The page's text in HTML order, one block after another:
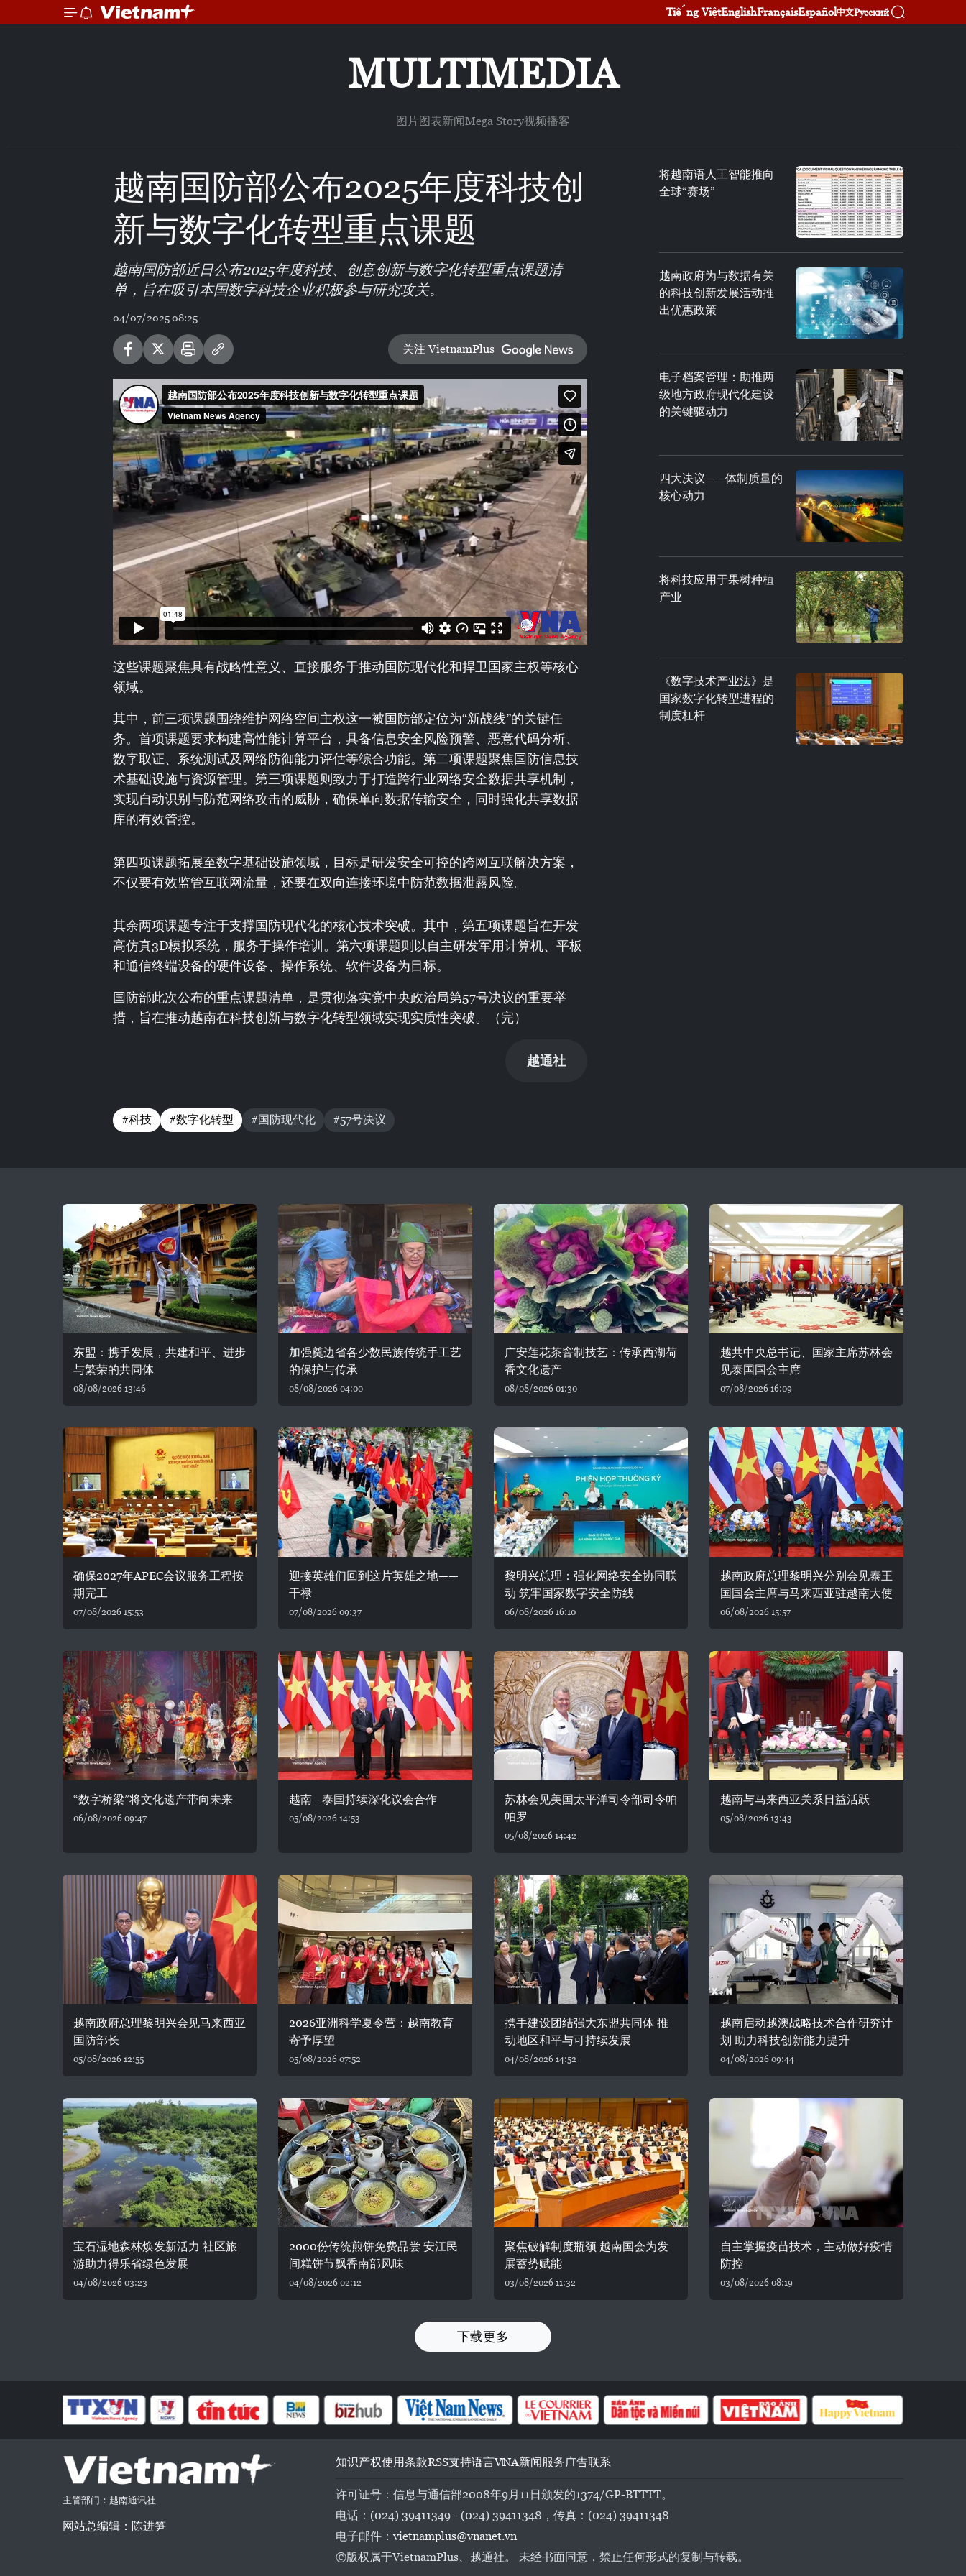
Tiếng ViệtEnglishFrançaisEspañol中文Русский
MULTIMEDIA
图片图表新闻Mega Story视频播客
越南国防部公布2025年度科技创
新与数字化转型重点课题
越南国防部近日公布2025年度科技、创意创新与数字化转型重点课题清
单，旨在吸引本国数字科技企业积极参与研究攻关。
04/07/2025 08:25
关注 VietnamPlus
这些课题聚焦具有战略性意义、直接服务于推动国防现代化和捍卫国家主权等核心
领域。
其中，前三项课题围绕维护网络空间主权这一被国防部定位为“新战线”的关键任
务。首项课题要求构建高性能计算平台，具备信息安全风险预警、恶意代码分析、
数字取证、系统测试及网络防御能力评估等综合功能。第二项课题聚焦国防信息技
术基础设施与资源管理。第三项课题则致力于打造跨行业网络安全数据共享机制，
实现自动识别与防范网络攻击的威胁，确保单向数据传输安全，同时强化共享数据
库的有效管控。
第四项课题拓展至数字基础设施领域，目标是研发安全可控的跨网互联解决方案，
不仅要有效监管互联网流量，还要在双向连接环境中防范数据泄露风险。
其余两项课题专注于支撑国防现代化的核心技术突破。其中，第五项课题旨在开发
高仿真3D模拟系统，服务于操作培训。第六项课题则以自主研发军用计算机、平板
和通信终端设备的硬件设备、操作系统、软件设备为目标。
国防部此次公布的重点课题清单，是贯彻落实党中央政治局第57号决议的重要举
措，旨在推动越南在科技创新与数字化转型领域实现实质性突破。（完）
越通社
#科技 #数字化转型 #国防现代化 #57号决议
将越南语人工智能推向
全球“赛场”
越南政府为与数据有关
的科技创新发展活动推
出优惠政策
电子档案管理：助推两
级地方政府现代化建设
的关键驱动力
四大决议——体制质量的
核心动力
将科技应用于果树种植
产业
《数字技术产业法》是
国家数字化转型进程的
制度杠杆
东盟：携手发展，共建和平、进步
与繁荣的共同体
08/08/2026 13:46
加强奠边省各少数民族传统手工艺
的保护与传承
08/08/2026 04:00
广安莲花茶窨制技艺：传承西湖荷
香文化遗产
08/08/2026 01:30
越共中央总书记、国家主席苏林会
见泰国国会主席
07/08/2026 16:09
确保2027年APEC会议服务工程按
期完工
07/08/2026 15:53
迎接英雄们回到这片英雄之地——
干禄
07/08/2026 09:37
黎明兴总理：强化网络安全协同联
动 筑牢国家数字安全防线
06/08/2026 16:10
越南政府总理黎明兴分别会见泰王
国国会主席与马来西亚驻越南大使
06/08/2026 15:57
“数字桥梁”将文化遗产带向未来
06/08/2026 09:47
越南—泰国持续深化议会合作
05/08/2026 14:53
苏林会见美国太平洋司令部司令帕
帕罗
05/08/2026 14:42
越南与马来西亚关系日益活跃
05/08/2026 13:43
越南政府总理黎明兴会见马来西亚
国防部长
05/08/2026 12:55
2026亚洲科学夏令营：越南教育
寄予厚望
05/08/2026 07:52
携手建设团结强大东盟共同体 推
动地区和平与可持续发展
04/08/2026 14:52
越南启动越澳战略技术合作研究计
划 助力科技创新能力提升
04/08/2026 09:44
宝石湿地森林焕发新活力 社区旅
游助力得乐省绿色发展
04/08/2026 03:23
2000份传统煎饼免费品尝 安江民
间糕饼节飘香南部风味
04/08/2026 02:12
聚焦破解制度瓶颈 越南国会为发
展蓄势赋能
03/08/2026 11:32
自主掌握疫苗技术，主动做好疫情
防控
03/08/2026 08:19
下载更多
主管部门：越南通讯社
网站总编辑：陈进笋
知识产权使用条款RSS支持语言VNA新闻服务广告联系
许可证号：信息与通信部2008年9月11日颁发的1374/GP-BTTTT。
电话：(024) 39411349 - (024) 39411348，传真：(024) 39411348
电子邮件：vietnamplus@vnanet.vn
©版权属于VietnamPlus、越通社。 未经书面同意，禁止任何形式的复制与转载。